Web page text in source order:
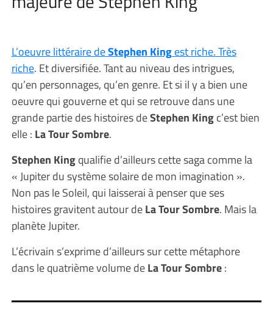
L’oeuvre littéraire deStephen Kingest riche. Très
riche. Et diversifiée. Tant au niveau des intrigues,
qu’en personnages, qu’en genre. Et si il y a bien une
oeuvre qui gouverne et qui se retrouve dans une
grande partie des histoires deStephen Kingc’est bien
elle : La Tour Sombre.
Stephen Kingqualifie d’ailleurs cette saga comme la
« Jupiter du système solaire de mon imagination ».
Non pas le Soleil, qui laisserai à penser que ses
histoires gravitent autour deLa Tour Sombre. Mais la
planète Jupiter.
L’écrivain s’exprime d’ailleurs sur cette métaphore
dans le quatrième volume deLa Tour Sombre: